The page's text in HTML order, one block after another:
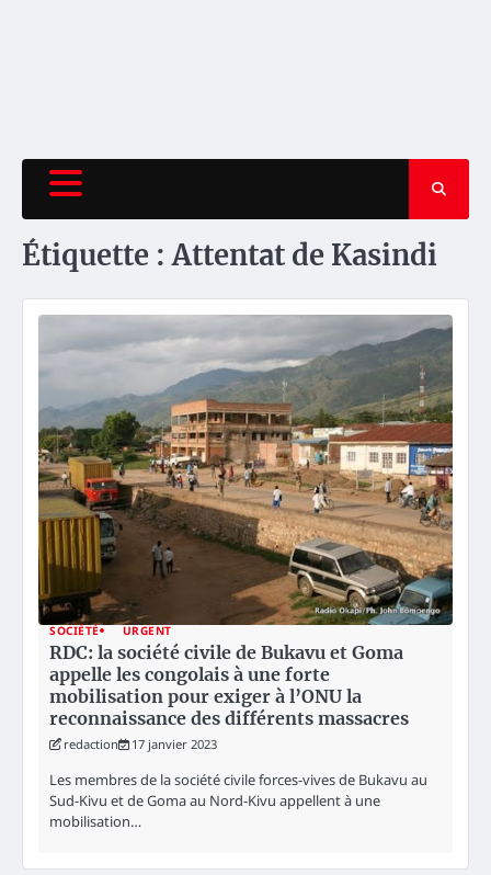
Étiquette :Attentat de Kasindi
SOCIÉTÉ URGENT
RDC: la société civile de Bukavu et Goma
appelle les congolais à une forte
mobilisation pour exiger à l’ONU la
reconnaissance des différents massacres
redaction 17 janvier 2023
Les membres de la société civile forces-vives de Bukavu au
Sud-Kivu et de Goma au Nord-Kivu appellent à une
mobilisation…